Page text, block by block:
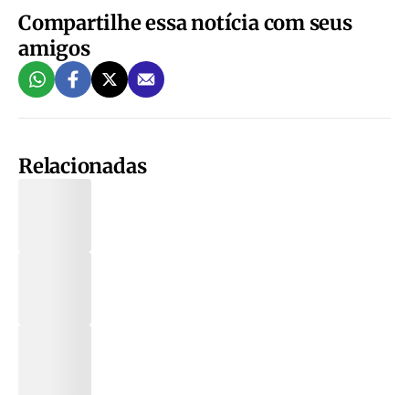
Compartilhe essa notícia com seus
amigos
Relacionadas